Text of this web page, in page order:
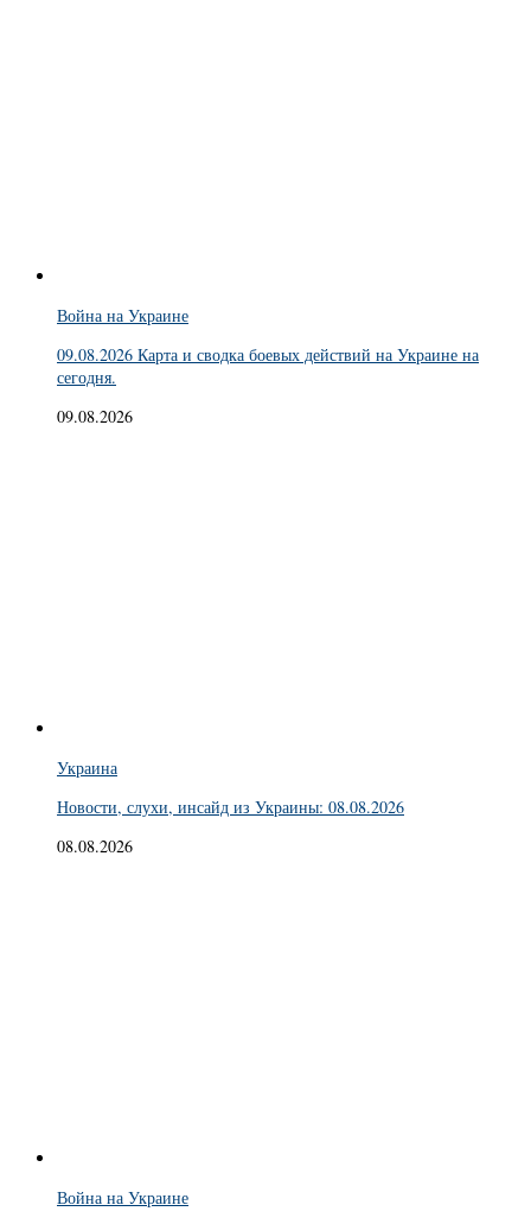
Война на Украине
09.08.2026 Карта и сводка боевых действий на Украине на
сегодня.
09.08.2026
Украина
Новости, слухи, инсайд из Украины: 08.08.2026
08.08.2026
Война на Украине